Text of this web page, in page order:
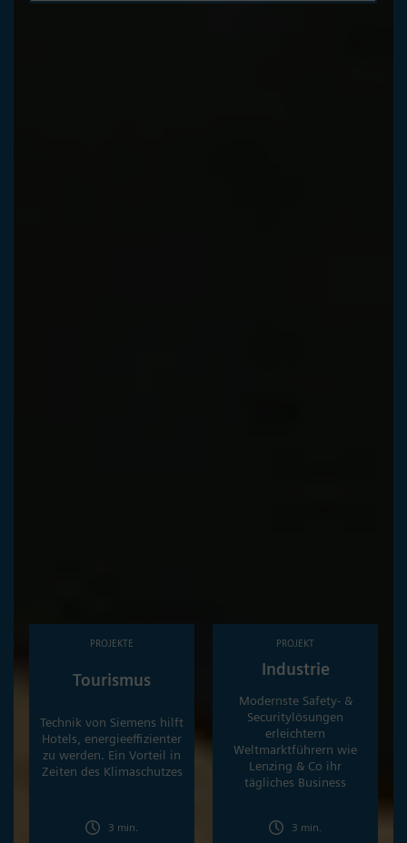
PROJEKTE
Tourismus
Technik von Siemens hilft
Hotels, energieeffizienter
zu werden. Ein Vorteil in
Zeiten des Klimaschutzes
3 min.
PROJEKT
Industrie
Modernste Safety- &
Securitylösungen
erleichtern
Weltmarktführern wie
Lenzing & Co ihr
tägliches Business
3 min.